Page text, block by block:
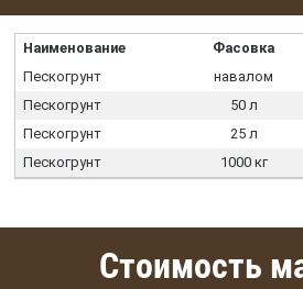
Наименование Фасовка
Пескогрунт
навалом
Пескогрунт
50 л
Пескогрунт
25 л
Пескогрунт
1000 кг
Стоимость